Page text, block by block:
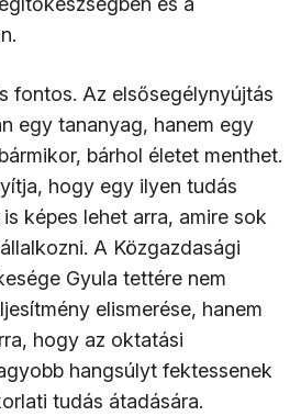
fontos. Az elsősegélynyújtás
egy tananyag, hanem egy
bárhol életet menthet.
hogy egy ilyen tudás
képes lehet arra, amire sok
A Közgazdasági
Gyula tettére nem
elismerése, hanem
hogy az oktatási
hangsúlyt fektessenek
tudás átadására.